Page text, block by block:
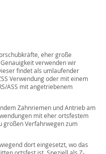
eher große
verwenden wir
findet als umlaufender
Verwendung oder mit einem
ASS mit angetriebenem
Zahnriemen und Antrieb am
mit eher ortsfestem
großen Verfahrwegen zum
dort eingesetzt, wo das